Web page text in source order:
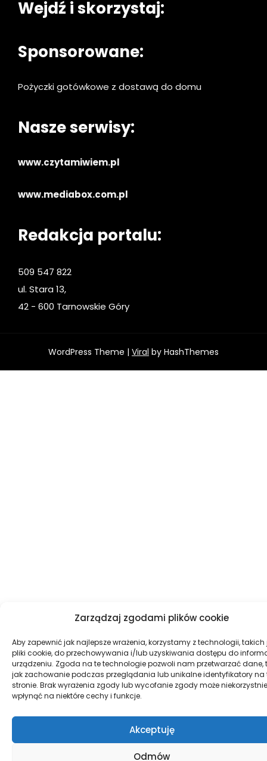
Zarządzaj zgodami plików cookie
Aby zapewnić jak najlepsze wrażenia, korzystamy z technologii, takich
pliki cookie, do przechowywania i/lub uzyskiwania dostępu do
urządzeniu. Zgoda na te technologie pozwoli nam przetwarzać dane,
jak zachowanie podczas przeglądania lub unikalne identyfikatory na
stronie. Brak wyrażenia zgody lub wycofanie zgody może niekorzystnie
wpłynąć na niektóre cechy i funkcje.
Akceptuję
Odmów
Wejdź i skorzystaj:
Sponsorowane:
Pożyczki gotówkowe z dostawą do domu
Nasze serwisy:
www.czytamiwiem.pl
www.mediabox.com.pl
Redakcja portalu:
509 547 822
ul. Stara 13,
42 - 600 Tarnowskie Góry
WordPress Theme | Viral by HashThemes